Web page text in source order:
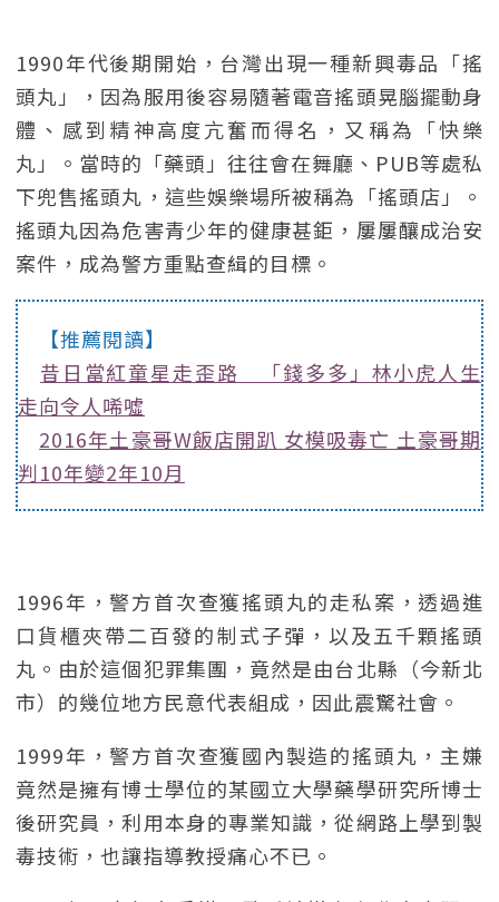
1990年代後期開始，台灣出現一種新興毒品「搖
頭丸」，因為服用後容易隨著電音搖頭晃腦擺動身
體、感到精神高度亢奮而得名，又稱為「快樂
丸」。當時的「藥頭」往往會在舞廳、PUB等處私
下兜售搖頭丸，這些娛樂場所被稱為「搖頭店」。
搖頭丸因為危害青少年的健康甚鉅，屢屢釀成治安
案件，成為警方重點查緝的目標。
【推薦閱讀】
昔日當紅童星走歪路 「錢多多」林小虎人生
走向令人唏噓
2016年土豪哥W飯店開趴 女模吸毒亡 土豪哥期
判10年變2年10月
1996年，警方首次查獲搖頭丸的走私案，透過進
口貨櫃夾帶二百發的制式子彈，以及五千顆搖頭
丸。由於這個犯罪集團，竟然是由台北縣（今新北
市）的幾位地方民意代表組成，因此震驚社會。
1999年，警方首次查獲國內製造的搖頭丸，主嫌
竟然是擁有博士學位的某國立大學藥學研究所博士
後研究員，利用本身的專業知識，從網路上學到製
毒技術，也讓指導教授痛心不已。